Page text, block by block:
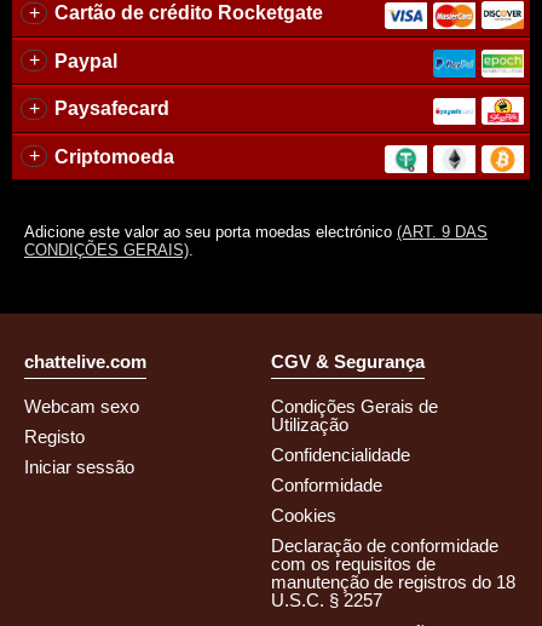
+ Cartão de crédito Rocketgate
+ Paypal
+ Paysafecard
+ Criptomoeda
Adicione este valor ao seu porta moedas electrónico (ART. 9 DAS
CONDIÇÕES GERAIS).
chattelive.com
Webcam sexo
Registo
Iniciar sessão
CGV & Segurança
Condições Gerais de
Utilização
Confidencialidade
Conformidade
Cookies
Declaração de conformidade
com os requisitos de
manutenção de registros do 18
U.S.C. § 2257